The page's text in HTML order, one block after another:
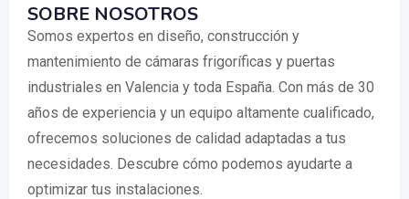
SOBRE NOSOTROS
Somos expertos en diseño, construcción y
mantenimiento de cámaras frigoríficas y puertas
industriales en Valencia y toda España. Con más de 30
años de experiencia y un equipo altamente cualificado,
ofrecemos soluciones de calidad adaptadas a tus
necesidades. Descubre cómo podemos ayudarte a
optimizar tus instalaciones.